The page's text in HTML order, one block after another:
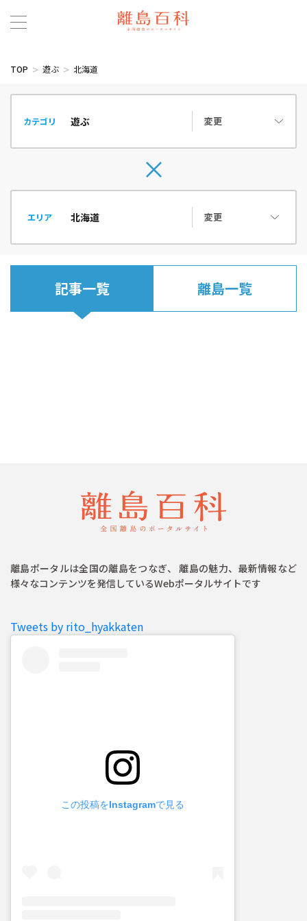
TOP 遊ぶ 北海道
カテゴリ 変更
エリア 変更
記事一覧 離島一覧
離島ポータルは全国の離島をつなぎ、 離島の魅力、最新情報など
様々なコンテンツを発信しているWebポータルサイトです
Tweets by rito_hyakkaten
この投稿をInstagramで見る